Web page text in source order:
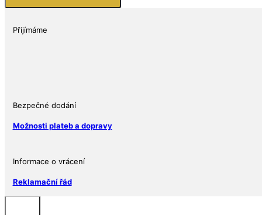
Creatures
množství
Přijímáme
Bezpečné dodání
Možnosti plateb a dopravy
Informace o vrácení
Reklamační řád